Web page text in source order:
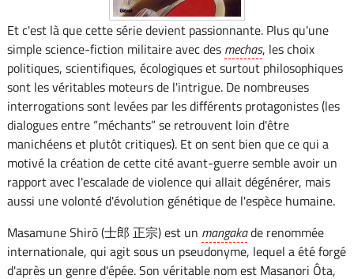
Et c'est là que cette série devient passionnante. Plus qu'une
simple science-fiction militaire avec des mechas, les choix
politiques, scientifiques, écologiques et surtout philosophiques
sont les véritables moteurs de l'intrigue. De nombreuses
interrogations sont levées par les différents protagonistes (les
dialogues entre “méchants” se retrouvent loin d'être
manichéens et plutôt critiques). Et on sent bien que ce qui a
motivé la création de cette cité avant-guerre semble avoir un
rapport avec l'escalade de violence qui allait dégénérer, mais
aussi une volonté d'évolution génétique de l'espèce humaine.
Masamune Shirō (士郎 正宗) est un mangakade renommée
internationale, qui agit sous un pseudonyme, lequel a été forgé
d'après un genre d'épée. Son véritable nom est Masanori Ôta,